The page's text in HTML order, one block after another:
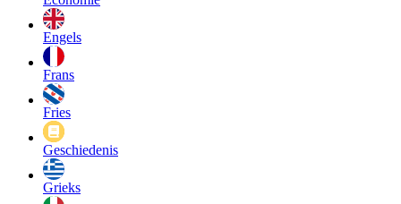
Engels
Frans
Fries
Geschiedenis
Grieks